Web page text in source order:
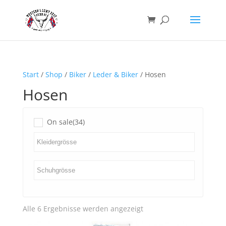
Start/ Shop / Biker/ Leder & Biker/ Hosen
Hosen
On sale(34)
Alle 6 Ergebnisse werden angezeigtNach